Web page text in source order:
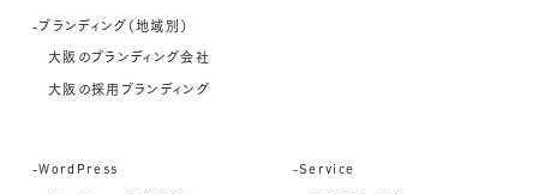
-ブランディング（地域別）
大阪のブランディング会社
大阪の採用ブランディング
-WordPress -Service